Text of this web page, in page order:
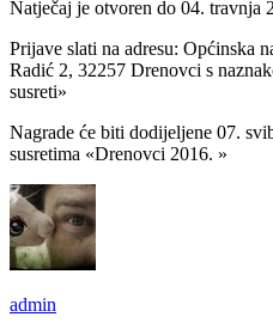
Natječaj je otvoren do 04. travnja
Prijave slati na adresu: Općinska
Radić 2, 32257 Drenovci s
susreti»
Nagrade će biti dodijeljene 07.
susretima «Drenovci 2016. »
admin